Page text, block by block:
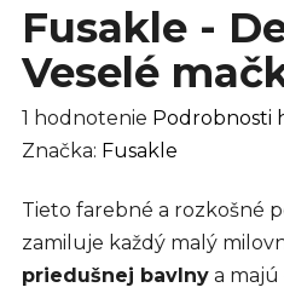
Fusakle -
Veselé
Priemerné
hodnotenie
je
5,0
z
1 hodnotenie Podrobnosti
Značka: Fusakle
Tieto farebné a rozkošné
zamiluje každý malý
priedušnej bavlny a